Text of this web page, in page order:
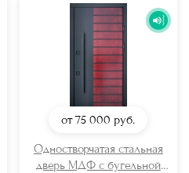
от 75 000 руб.
Одностворчатая стальная
дверь МДФ с бугельной